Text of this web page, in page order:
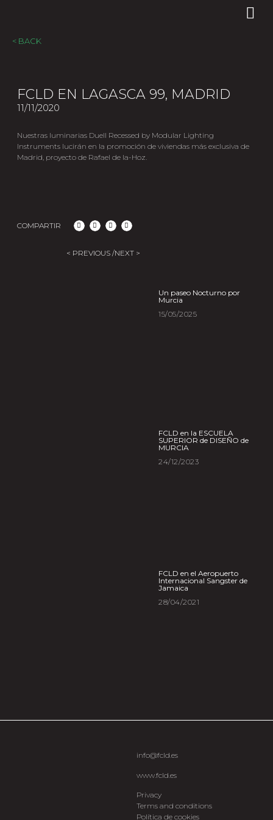
< BACK
FCLD EN LAGASCA 99, MADRID
11/11/2020
Nuestras luminarias Duell Recessed by Modular Lighting
Instruments lucirán en la promoción de viviendas más exclusiva de
Madrid, proyecto de Rafael de la-Hoz.
COMPARTIR
< PREVIOUS /NEXT >
Un paseo Nocturno por
Murcia
15/05/2025
FCLD en la ESCUELA
SUPERIOR de DISEÑO de
MURCIA
24/12/2023
FCLD en el Aeropuerto
Internacional Sangster de
Jamaica
28/04/2021
info@fcld.es
www.fcld.es
Privacy
Terms and conditions
Política de cookies